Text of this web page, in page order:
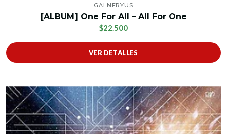
GALNERYUS
[ALBUM] One For All – All For One
$22.500
VER DETALLES